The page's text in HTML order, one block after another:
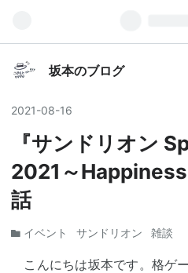
坂本のブログ
2021-08-16
『サンドリオン
2021～
話
イベント サンドリオン 雑談
こんにちは坂本です。格ゲ